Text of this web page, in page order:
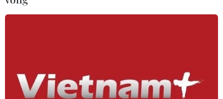
06/08/2026 04:37